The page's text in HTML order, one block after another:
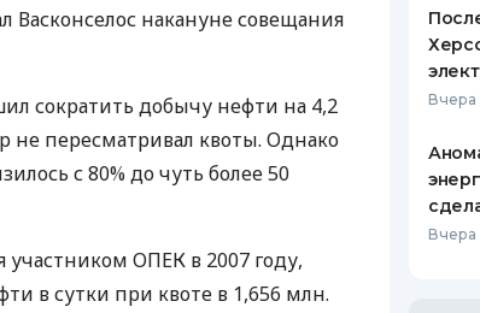
Васконселос накануне совещания
сократить добычу нефти на 4,2
не пересматривал квоты. Однако
с 80% до чуть более 50
участником ОПЕК в 2007 году,
в сутки при квоте в 1,656 млн.
Вчера